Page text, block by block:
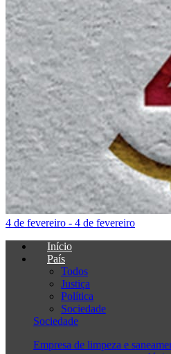
4 de fevereiro - 4 de fevereiro
Início
País
Todos
Justiça
Política
Sociedade
Sociedade
Empresa de limpeza e